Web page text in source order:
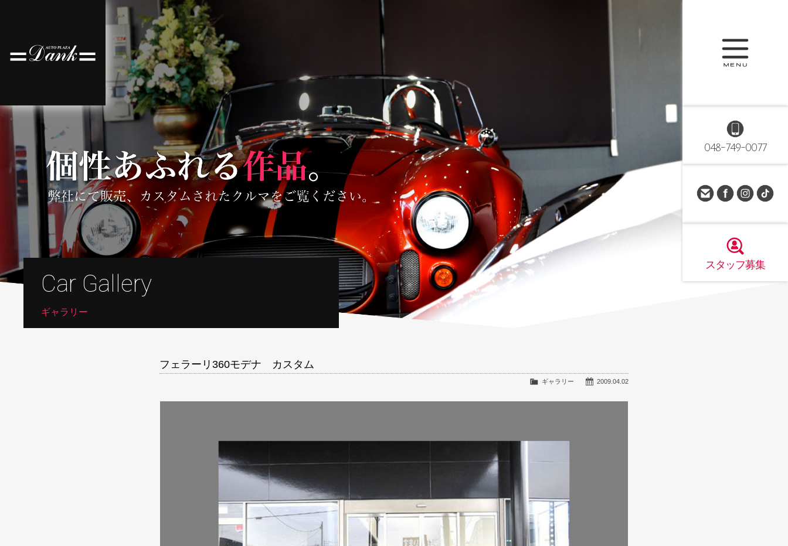
048-749-0077
スタッフ募集
Car Gallery
ギャラリー
フェラーリ360モデナ カスタム
2009.04.02
ギャラリー